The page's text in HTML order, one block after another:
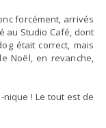
forcément, arrivés
au Studio Café, dont
était correct, mais
Noël, en revanche,
! Le tout est de